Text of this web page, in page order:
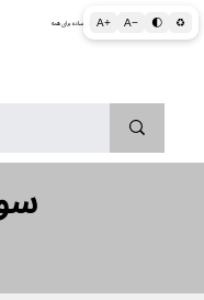
A+ A− 🌓 ♻ اطلاعات پزشکی و بهداشتی به زبان ساده برای همه